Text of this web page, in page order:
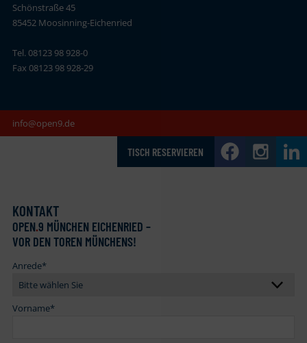
Schönstraße 45
85452 Moosinning-Eichenried
Tel. 08123 98 928-0
Fax 08123 98 928-29
info@open9.de
TISCH RESERVIEREN
KONTAKT
OPEN.9 MÜNCHEN EICHENRIED –
VOR DEN TOREN MÜNCHENS!
Anrede*
Vorname*